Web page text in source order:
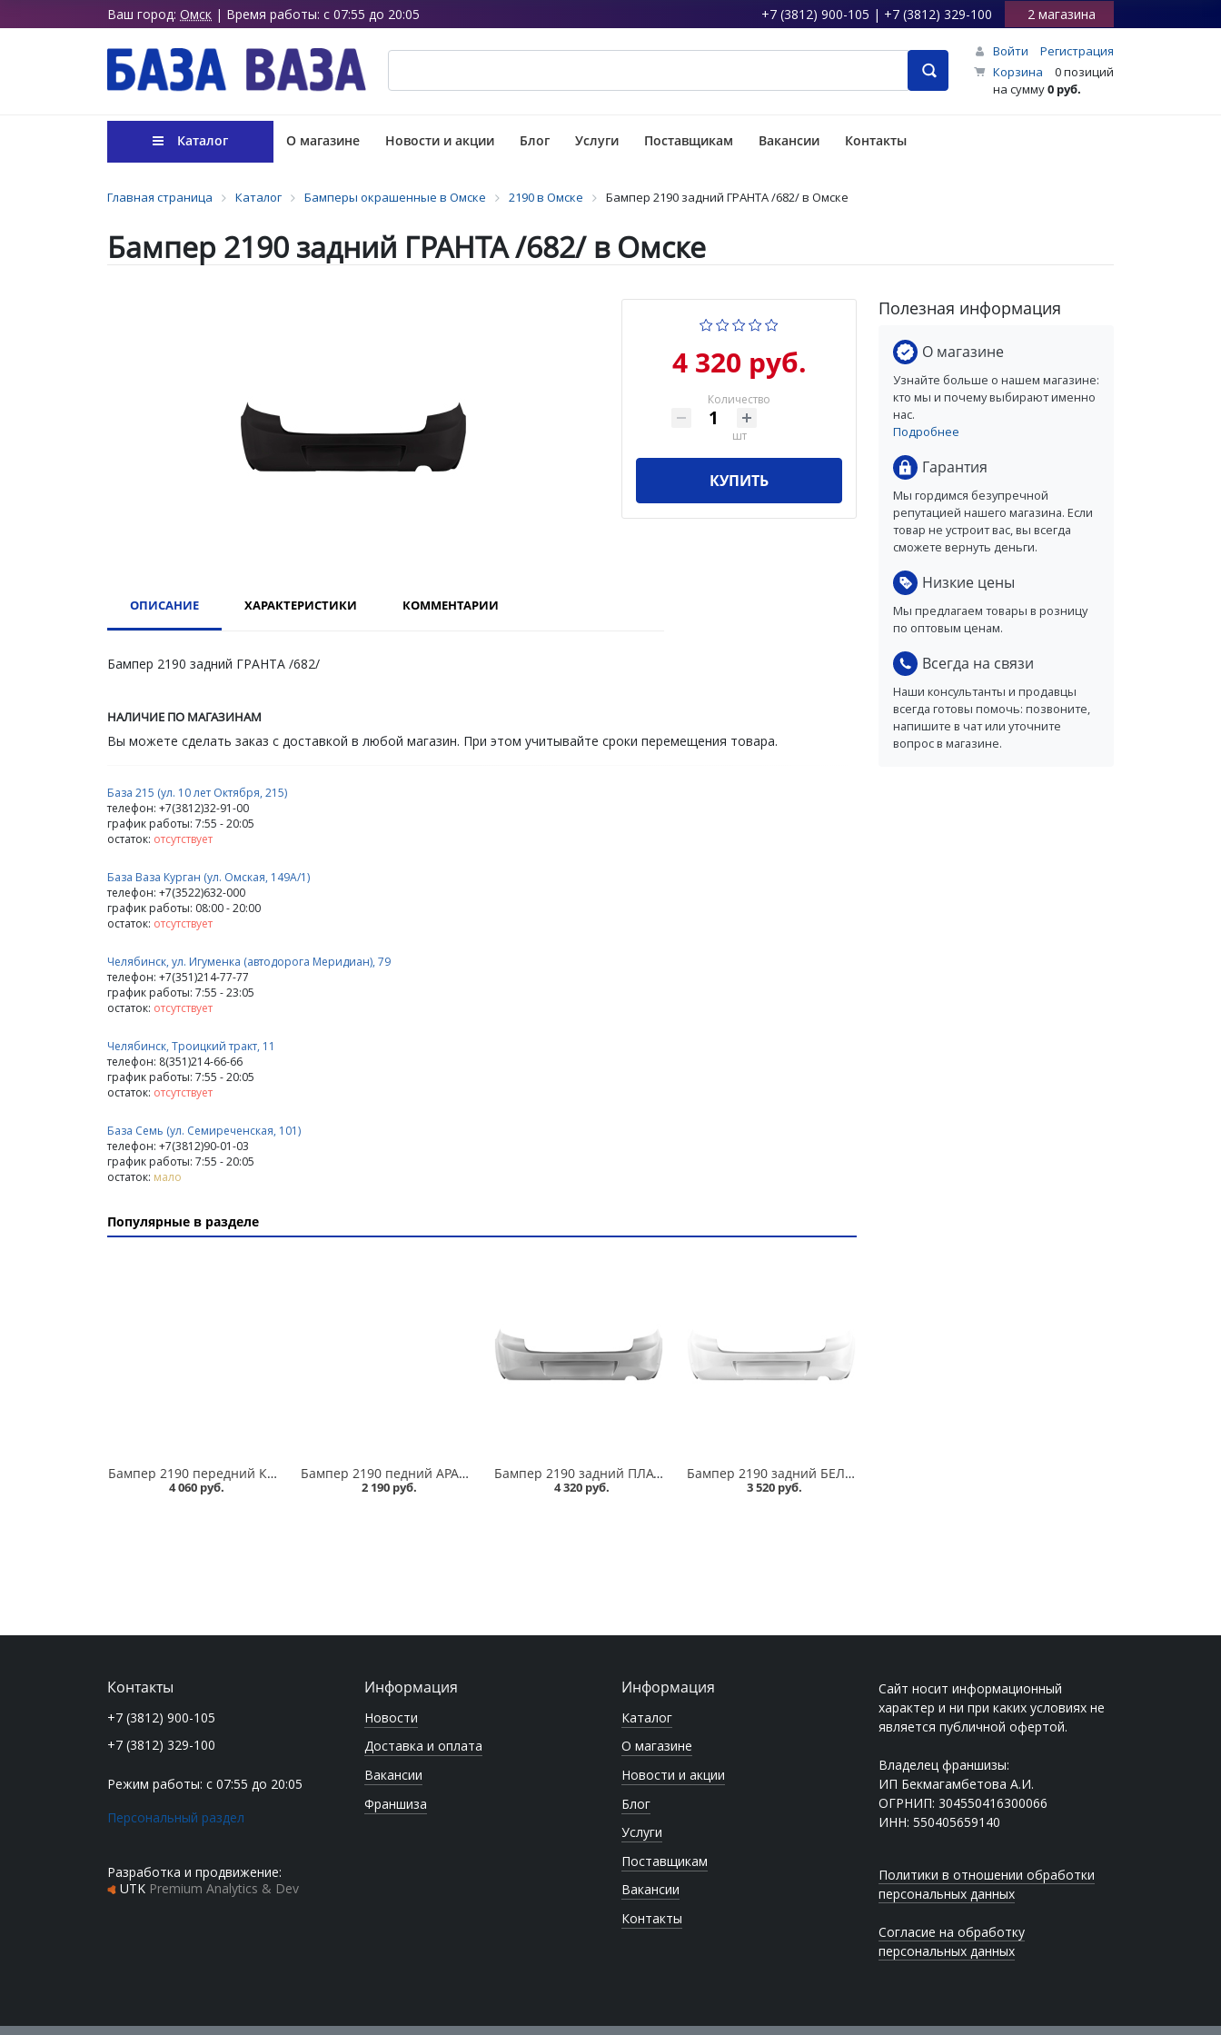
Ваш город: Омск | Время работы: с 07:55 до 20:05 +7 (3812) 900-105 | +7 (3812) 329-100 2 магазина
Войти
Регистрация
Корзина
0 позиций
на сумму0 руб.
Каталог О магазине Новости и акции Блог Услуги Поставщикам Вакансии Контакты
Главная страница Каталог Бамперы окрашенные в Омске 2190 в Омске Бампер 2190 задний ГРАНТА /682/ в Омске
Бампер 2190 задний ГРАНТА /682/ в Омске
4 320 руб.
Количество
шт
КУПИТЬ
ОПИСАНИЕ ХАРАКТЕРИСТИКИ КОММЕНТАРИИ
Бампер 2190 задний ГРАНТА /682/
НАЛИЧИЕ ПО МАГАЗИНАМ
Вы можете сделать заказ с доставкой в любой магазин. При этом учитывайте сроки перемещения товара.
База 215 (ул. 10 лет Октября, 215)
телефон: +7(3812)32-91-00
график работы: 7:55 - 20:05
остаток: отсутствует
База Ваза Курган (ул. Омская, 149А/1)
телефон: +7(3522)632-000
график работы: 08:00 - 20:00
остаток: отсутствует
Челябинск, ул. Игуменка (автодорога Меридиан), 79
телефон: +7(351)214-77-77
график работы: 7:55 - 23:05
остаток: отсутствует
Челябинск, Троицкий тракт, 11
телефон: 8(351)214-66-66
график работы: 7:55 - 20:05
остаток: отсутствует
База Семь (ул. Семиреченская, 101)
телефон: +7(3812)90-01-03
график работы: 7:55 - 20:05
остаток: мало
Популярные в разделе
Бампер 2190 передний КАЛИНА /104/ норма в Омске
4 060 руб.
Бампер 2190 педний АРАХИС 205 люкс в Омске
2 190 руб.
Бампер 2190 задний ПЛАТИНА /691/ в Омске
4 320 руб.
Бампер 2190 задний БЕЛОЕ ОБЛАКО/240/ в Омске
3 520 руб.
Полезная информация
О магазине
Узнайте больше о нашем магазине:
кто мы и почему выбирают именно
нас.
Подробнее
Гарантия
Мы гордимся безупречной
репутацией нашего магазина. Если
товар не устроит вас, вы всегда
сможете вернуть деньги.
Низкие цены
Мы предлагаем товары в розницу
по оптовым ценам.
Всегда на связи
Наши консультанты и продавцы
всегда готовы помочь: позвоните,
напишите в чат или уточните
вопрос в магазине.
Информация
Новости
Доставка и оплата
Вакансии
Франшиза
Информация
Каталог
О магазине
Новости и акции
Блог
Услуги
Поставщикам
Вакансии
Контакты
Сайт носит информационный
характер и ни при каких условиях не
является публичной офертой.
Владелец франшизы:
ИП Бекмагамбетова А.И.
ОГРНИП: 304550416300066
ИНН: 550405659140
Политики в отношении обработки
персональных данных
Согласие на обработку
персональных данных
Контакты
+7 (3812) 900-105
+7 (3812) 329-100
Режим работы: с 07:55 до 20:05
Персональный раздел
Разработка и продвижение:
UTK Premium Analytics & Dev